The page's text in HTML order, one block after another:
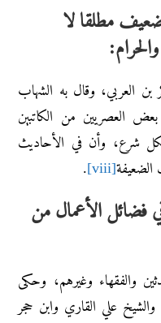
مطلقا لا
العربي، وقال به الشهاب
بعض العصريين من الكاتبين
شرع، وأن في الأحاديث
[viii]
.
فضائل الأعمال من
والفقهاء وغيرهم، وحكى
والشيخ علي القاري وابن حجر